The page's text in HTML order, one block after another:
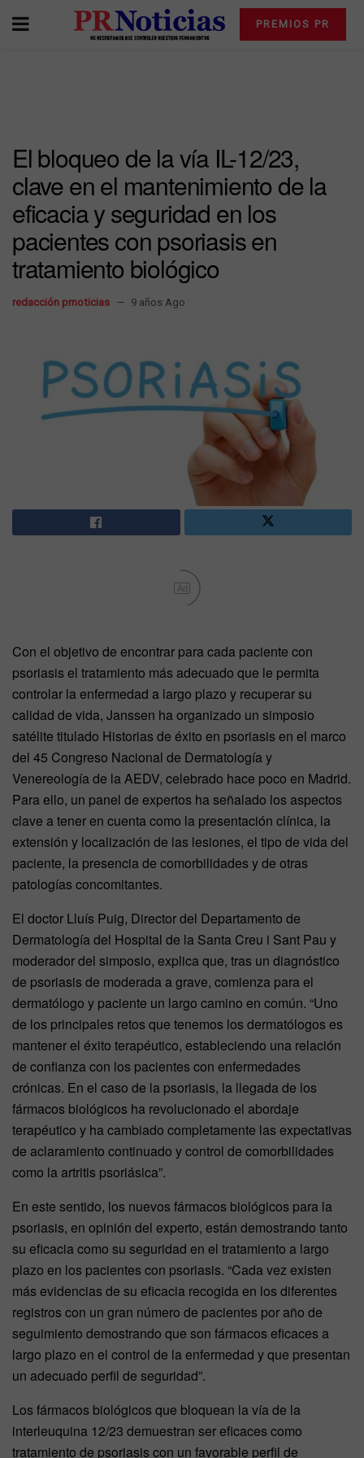
PREMIOS PR
El bloqueo de la vía IL-12/23,
clave en el mantenimiento de la
eficacia y seguridad en los
pacientes con psoriasis en
tratamiento biológico
redacción prnoticias 9 años Ago
Ad
Con el objetivo de encontrar para cada paciente con
psoriasis el tratamiento más adecuado que le permita
controlar la enfermedad a largo plazo y recuperar su
calidad de vida, Janssen ha organizado un simposio
satélite titulado Historias de éxito en psoriasis en el marco
del 45 Congreso Nacional de Dermatología y
Venereología de la AEDV, celebrado hace poco en Madrid.
Para ello, un panel de expertos ha señalado los aspectos
clave a tener en cuenta como la presentación clínica, la
extensión y localización de las lesiones, el tipo de vida del
paciente, la presencia de comorbilidades y de otras
patologías concomitantes.
El doctor Lluís Puig, Director del Departamento de
Dermatología del Hospital de la Santa Creu i Sant Pau y
moderador del simposio, explica que, tras un diagnóstico
de psoriasis de moderada a grave, comienza para el
dermatólogo y paciente un largo camino en común. “Uno
de los principales retos que tenemos los dermatólogos es
mantener el éxito terapéutico, estableciendo una relación
de confianza con los pacientes con enfermedades
crónicas. En el caso de la psoriasis, la llegada de los
fármacos biológicos ha revolucionado el abordaje
terapéutico y ha cambiado completamente las expectativas
de aclaramiento continuado y control de comorbilidades
como la artritis psoriásica”.
En este sentido, los nuevos fármacos biológicos para la
psoriasis, en opinión del experto, están demostrando tanto
su eficacia como su seguridad en el tratamiento a largo
plazo en los pacientes con psoriasis. “Cada vez existen
más evidencias de su eficacia recogida en los diferentes
registros con un gran número de pacientes por año de
seguimiento demostrando que son fármacos eficaces a
largo plazo en el control de la enfermedad y que presentan
un adecuado perfil de seguridad”.
Los fármacos biológicos que bloquean la vía de la
interleuquina 12/23 demuestran ser eficaces como
tratamiento de psoriasis con un favorable perfil de